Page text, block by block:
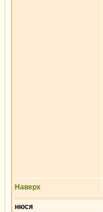
Наверх
нюся